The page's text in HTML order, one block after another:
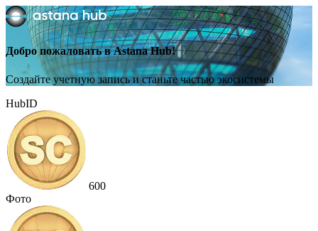
Добро пожаловать в Astana Hub!
Создайте учетную запись и станьте частью экосистемы
HubID
600
Фото